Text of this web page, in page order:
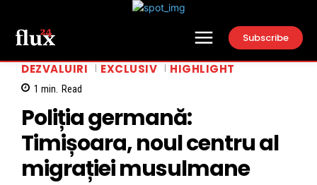
Subscribe
DEZVALUIRI EXCLUSIV HIGHLIGHT
1 min. Read
Poliția germană:
Timișoara, noul centru al
migrației musulmane